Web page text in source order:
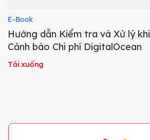
E-Book
Hướng dẫn Kiểm tra và Xử lý
Cảnh báo Chi phí DigitalOcean
Tải xuống